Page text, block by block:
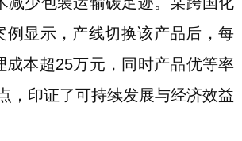
例显示，产线切换该产品后，每
成本超25万元，同时产品优等率
，印证了可持续发展与经济效益